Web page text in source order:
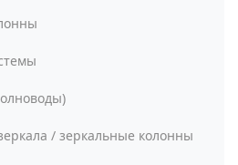
/ зеркальные колонны